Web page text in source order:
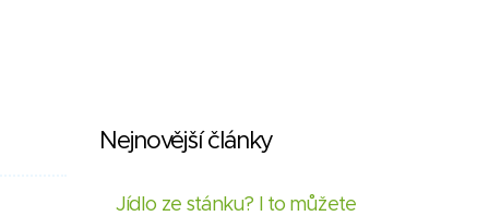
Nejnovější články
Jídlo ze stánku? I to můžete